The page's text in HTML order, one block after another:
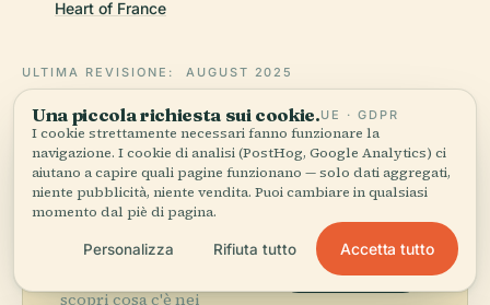
Heart of France
ULTIMA REVISIONE: AUGUST 2025
Come creiamo le nostre guide →
Esplora la zona
Vedi Hôtel De la Faye Des
scopri cosa c'è nei
Vedi mappa
Una piccola richiesta sui cookie.UE · GDPR
I cookie strettamente necessari fanno funzionare la
navigazione. I cookie di analisi (PostHog, Google Analytics) ci
aiutano a capire quali pagine funzionano — solo dati aggregati,
niente pubblicità, niente vendita. Puoi cambiare in qualsiasi
momento dal piè di pagina.
Personalizza Rifiuta tutto Accetta tutto